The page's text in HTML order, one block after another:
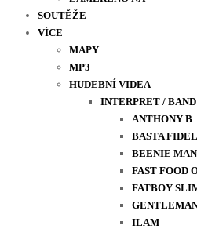
SOUTĚŽE
VÍCE
MAPY
MP3
HUDEBNÍ VIDEA
INTERPRET / BAND
ANTHONY B
BASTA FIDEL
BEENIE MAN
FAST FOOD
FATBOY
ILAM